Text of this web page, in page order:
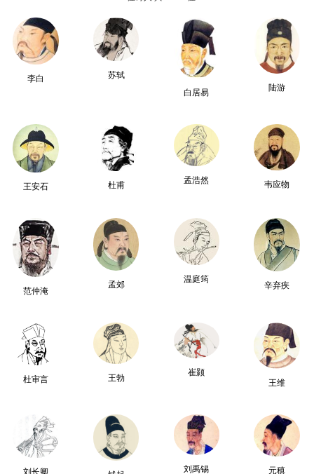
李白
苏轼
白居易
陆游
王安石 杜甫
孟浩然 韦应物
范仲淹
孟郊
温庭筠
辛弃疾
杜审言 王勃
崔颢
王维
刘长卿 刘禹锡 元稹